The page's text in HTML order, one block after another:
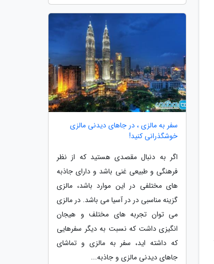
سفر به مالزی ، در جاهای دیدنی مالزی
خوشگذرانی کنید!
اگر به دنبال مقصدی هستید که از نظر
فرهنگی و طبیعی غنی باشد و دارای جاذبه
های مختلفی در این موارد باشد، مالزی
گزینه مناسبی در در آسیا می باشد. در مالزی
می توان تجربه های مختلف و هیجان
انگیزی داشت که نسبت به دیگر سفرهایی
که داشته اید، سفر به مالزی و تماشای
جاهای دیدنی مالزی و جاذبه...